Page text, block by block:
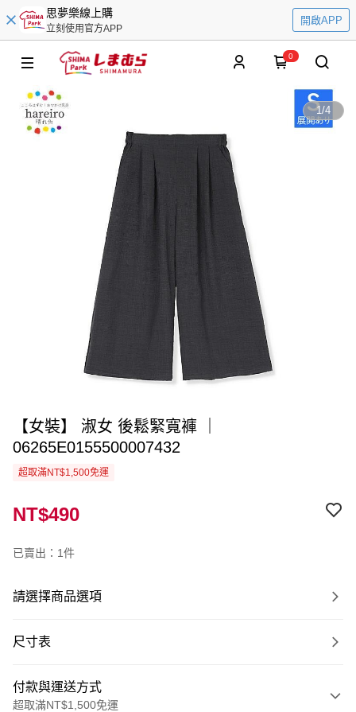
思夢樂線上購
立刻使用官方APP
開啟APP
0
1/4
【女裝】 淑女 後鬆緊寬褲 ｜
06265E0155500007432
超取滿NT$1,500免運
NT$490
已賣出：1件
請選擇商品選項
尺寸表
付款與運送方式
超取滿NT$1,500免運